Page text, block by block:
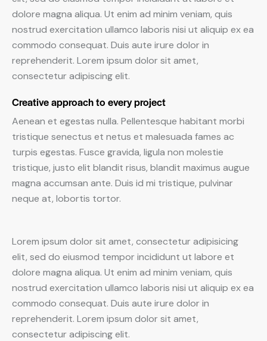
dolore magna aliqua. Ut enim ad minim veniam, quis
nostrud exercitation ullamco laboris nisi ut aliquip ex ea
commodo consequat. Duis aute irure dolor in
reprehenderit. Lorem ipsum dolor sit amet,
consectetur adipiscing elit.
Creative approach to every project
Aenean et egestas nulla. Pellentesque habitant morbi
tristique senectus et netus et malesuada fames ac
turpis egestas. Fusce gravida, ligula non molestie
tristique, justo elit blandit risus, blandit maximus augue
magna accumsan ante. Duis id mi tristique, pulvinar
neque at, lobortis tortor.
Lorem ipsum dolor sit amet, consectetur adipisicing
elit, sed do eiusmod tempor incididunt ut labore et
dolore magna aliqua. Ut enim ad minim veniam, quis
nostrud exercitation ullamco laboris nisi ut aliquip ex ea
commodo consequat. Duis aute irure dolor in
reprehenderit. Lorem ipsum dolor sit amet,
consectetur adipiscing elit.